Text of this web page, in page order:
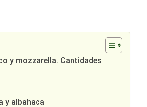
y mozzarella. Cantidades
y albahaca